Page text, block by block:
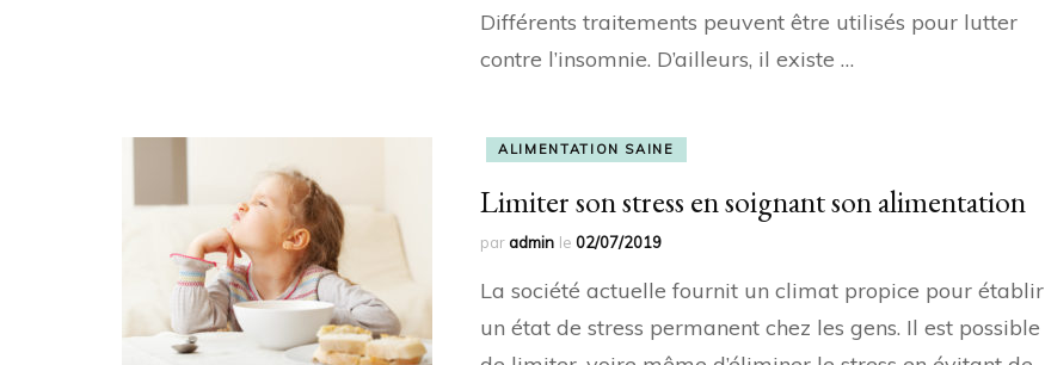
Différents traitements peuvent être utilisés pour lutter
contre l’insomnie. D’ailleurs, il existe …
ALIMENTATION SAINE
Limiter son stress en soignant son alimentation
paradmin le 02/07/2019
La société actuelle fournit un climat propice pour établir
un état de stress permanent chez les gens. Il est possible